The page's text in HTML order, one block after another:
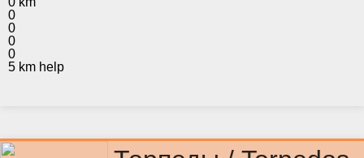
0
0
0
0
5 km help